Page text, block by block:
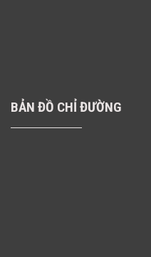
BẢN ĐỒ CHỈ ĐƯỜNG